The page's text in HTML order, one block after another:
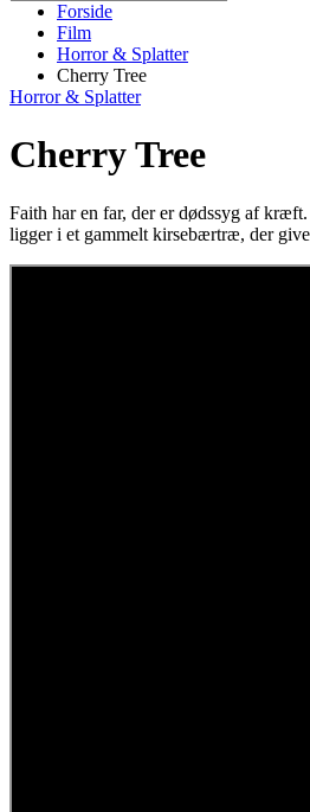
Forside
Film
Horror & Splatter
Cherry Tree
Horror & Splatter
Cherry Tree
Faith har en far, der er dødssyg af
ligger i et gammelt kirsebærtræ, der